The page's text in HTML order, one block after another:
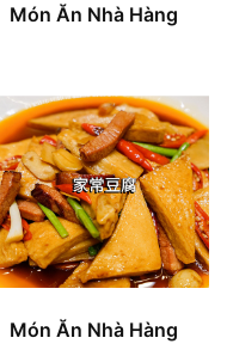
Món Ăn Nhà Hàng
Món Ăn Nhà Hàng